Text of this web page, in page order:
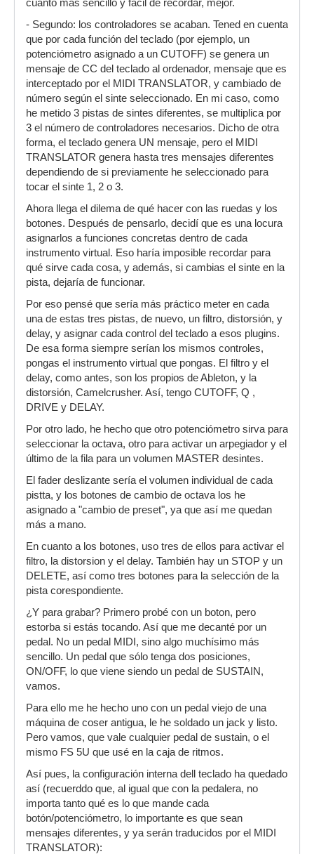
cuanto más sencillo y fácil de recordar, mejor.
- Segundo: los controladores se acaban. Tened en cuenta
que por cada función del teclado (por ejemplo, un
potenciómetro asignado a un CUTOFF) se genera un
mensaje de CC del teclado al ordenador, mensaje que es
interceptado por el MIDI TRANSLATOR, y cambiado de
número según el sinte seleccionado. En mi caso, como
he metido 3 pistas de sintes diferentes, se multiplica por
3 el número de controladores necesarios. Dicho de otra
forma, el teclado genera UN mensaje, pero el MIDI
TRANSLATOR genera hasta tres mensajes diferentes
dependiendo de si previamente he seleccionado para
tocar el sinte 1, 2 o 3.
Ahora llega el dilema de qué hacer con las ruedas y los
botones. Después de pensarlo, decidí que es una locura
asignarlos a funciones concretas dentro de cada
instrumento virtual. Eso haría imposible recordar para
qué sirve cada cosa, y además, si cambias el sinte en la
pista, dejaría de funcionar.
Por eso pensé que sería más práctico meter en cada
una de estas tres pistas, de nuevo, un filtro, distorsión, y
delay, y asignar cada control del teclado a esos plugins.
De esa forma siempre serían los mismos controles,
pongas el instrumento virtual que pongas. El filtro y el
delay, como antes, son los propios de Ableton, y la
distorsión, Camelcrusher. Así, tengo CUTOFF, Q ,
DRIVE y DELAY.
Por otro lado, he hecho que otro potenciómetro sirva para
seleccionar la octava, otro para activar un arpegiador y el
último de la fila para un volumen MASTER desintes.
El fader deslizante sería el volumen individual de cada
pistta, y los botones de cambio de octava los he
asignado a "cambio de preset", ya que así me quedan
más a mano.
En cuanto a los botones, uso tres de ellos para activar el
filtro, la distorsion y el delay. También hay un STOP y un
DELETE, así como tres botones para la selección de la
pista corespondiente.
¿Y para grabar? Primero probé con un boton, pero
estorba si estás tocando. Así que me decanté por un
pedal. No un pedal MIDI, sino algo muchísimo más
sencillo. Un pedal que sólo tenga dos posiciones,
ON/OFF, lo que viene siendo un pedal de SUSTAIN,
vamos.
Para ello me he hecho uno con un pedal viejo de una
máquina de coser antigua, le he soldado un jack y listo.
Pero vamos, que vale cualquier pedal de sustain, o el
mismo FS 5U que usé en la caja de ritmos.
Así pues, la configuración interna dell teclado ha quedado
así (recuerddo que, al igual que con la pedalera, no
importa tanto qué es lo que mande cada
botón/potenciómetro, lo importante es que sean
mensajes diferentes, y ya serán traducidos por el MIDI
TRANSLATOR):